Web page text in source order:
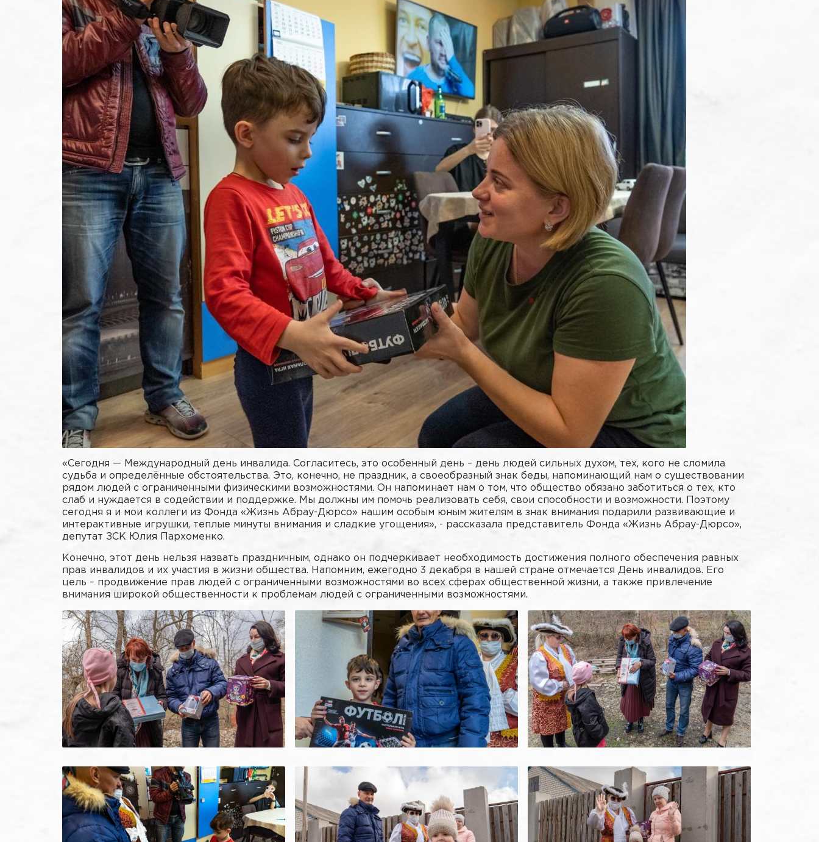
«Сегодня — Международный день инвалида. Согласитесь, это особенный день – день людей сильных духом, тех, кого не сломила
судьба и определённые обстоятельства. Это, конечно, не праздник, а своеобразный знак беды, напоминающий нам о существовании
рядом людей с ограниченными физическими возможностями. Он напоминает нам о том, что общество обязано заботиться о тех, кто
слаб и нуждается в содействии и поддержке. Мы должны им помочь реализовать себя, свои способности и возможности. Поэтому
сегодня я и мои коллеги из Фонда «Жизнь Абрау-Дюрсо» нашим особым юным жителям в знак внимания подарили развивающие и
интерактивные игрушки, теплые минуты внимания и сладкие угощения», - рассказала представитель Фонда «Жизнь Абрау-Дюрсо»,
депутат ЗСК Юлия Пархоменко.
Конечно, этот день нельзя назвать праздничным, однако он подчеркивает необходимость достижения полного обеспечения равных
прав инвалидов и их участия в жизни общества. Напомним, ежегодно 3 декабря в нашей стране отмечается День инвалидов. Его
цель – продвижение прав людей с ограниченными возможностями во всех сферах общественной жизни, а также привлечение
внимания широкой общественности к проблемам людей с ограниченными возможностями.